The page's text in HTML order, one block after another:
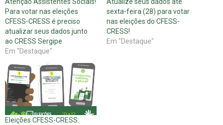
Para votar nas eleições
CFESS-CRESS é preciso
atualizar seus dados junto
ao CRESS Sergipe
Em "Destaque"
sexta-feira (28) para votar
nas eleições do CFESS-
CRESS!
Em "Destaque"
Eleições CFESS-CRESS: